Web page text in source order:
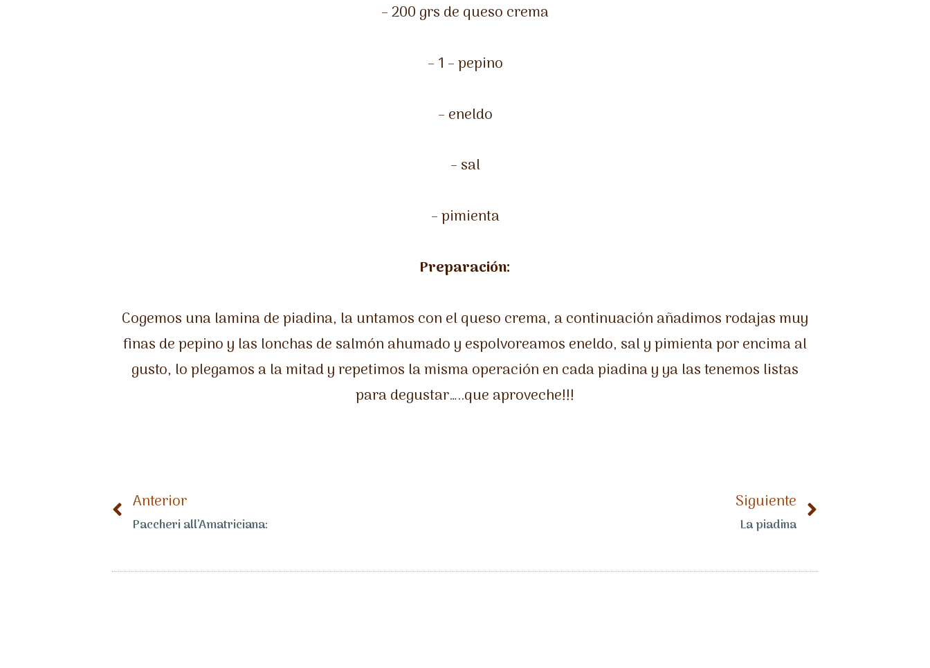
– 200 grs de queso crema
– 1 – pepino
– eneldo
– sal
– pimienta
Preparación:
Cogemos una lamina de piadina, la untamos con el queso crema, a continuación añadimos rodajas muy
finas de pepino y las lonchas de salmón ahumado y espolvoreamos eneldo, sal y pimienta por encima al
gusto, lo plegamos a la mitad y repetimos la misma operación en cada piadina y ya las tenemos listas
para degustar…..que aproveche!!!
Anterior
Paccheri all’Amatriciana:
Siguiente
La piadina